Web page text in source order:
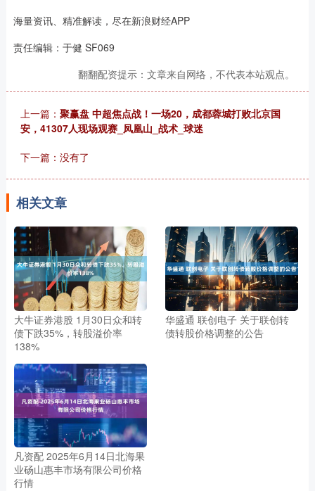
海量资讯、精准解读，尽在新浪财经APP
责任编辑：于健 SF069
翻翻配资提示：文章来自网络，不代表本站观点。
上一篇： 聚赢盘 中超焦点战！一场20，成都蓉城打败北京国
安，41307人现场观赛_凤凰山_战术_球迷
下一篇：没有了
相关文章
大牛证券港股 1月30日众和转
债下跌35%，转股溢价率
138%
华盛通 联创电子 关于联创转
债转股价格调整的公告
凡资配 2025年6月14日北海果
业砀山惠丰市场有限公司价格
行情